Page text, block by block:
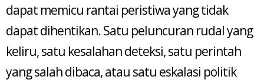
dapat memicu rantai peristiwa yang tidak
dapat dihentikan. Satu peluncuran rudal yang
keliru, satu kesalahan deteksi, satu perintah
yang salah dibaca, atau satu eskalasi politik